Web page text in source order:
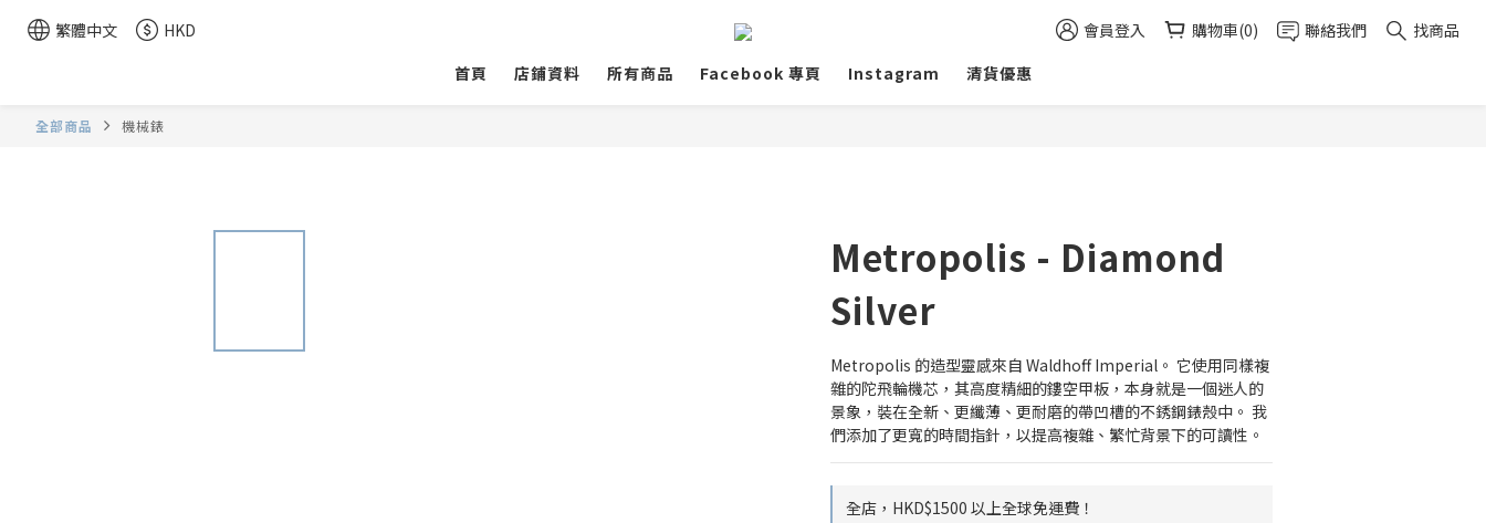
繁體中文 HKD 會員登入 購物車(0) 聯絡我們
找商品
首頁
店鋪資料 所有商品 Facebook 專頁 Instagram 清貨優惠
全部商品 機械錶
Metropolis - Diamond
Silver
Metropolis 的造型靈感來自 Waldhoff Imperial。 它使用同樣複
雜的陀飛輪機芯，其高度精細的鏤空甲板，本身就是一個迷人的
景象，裝在全新、更纖薄、更耐磨的帶凹槽的不銹鋼錶殼中。 我
們添加了更寬的時間指針，以提高複雜、繁忙背景下的可讀性。
全店，HKD$1500 以上全球免運費！